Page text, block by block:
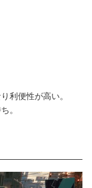
利便性が高い。
。